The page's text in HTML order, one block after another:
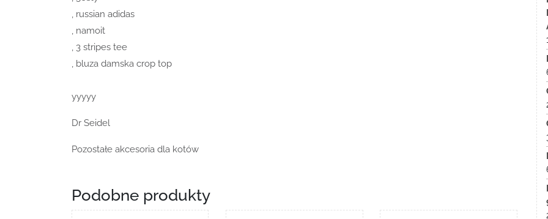
, russian adidas
, namoit
, 3 stripes tee
, bluza damska crop top
yyyyy
Dr Seidel
Pozostałe akcesoria dla kotów
Podobne produkty